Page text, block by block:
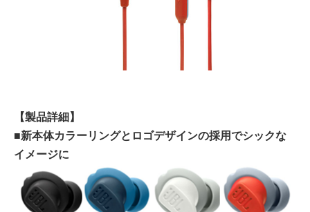
【製品詳細】
■新本体カラーリングとロゴデザインの採用でシックな
イメージに